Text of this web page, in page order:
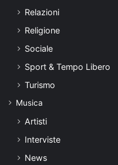
Relazioni
Religione
Sociale
Sport & Tempo Libero
Turismo
Musica
Artisti
Interviste
News